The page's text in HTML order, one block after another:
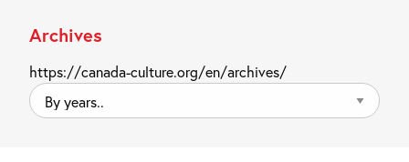
Archives
https://canada-culture.org/en/archives/
By
years..